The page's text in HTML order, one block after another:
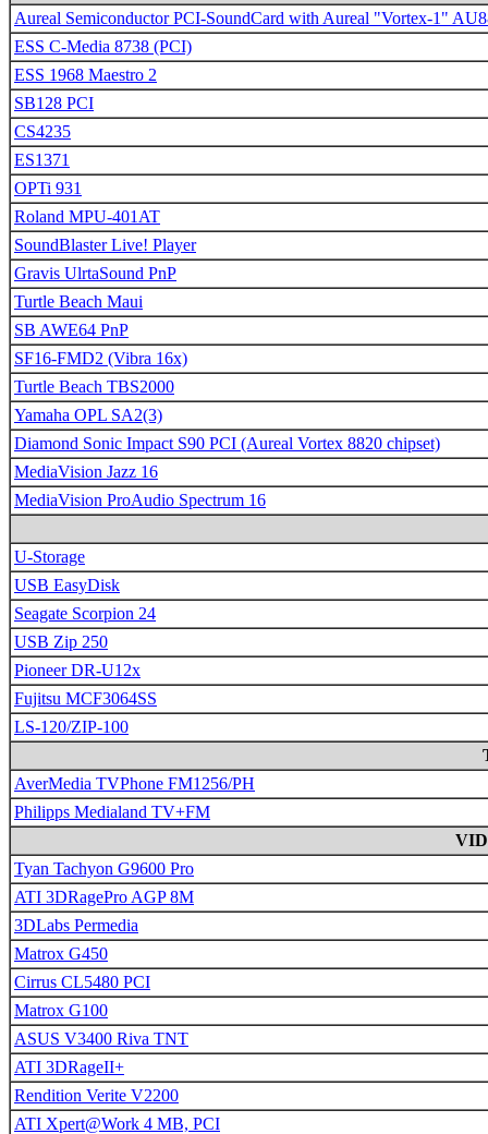
Aureal Semiconductor PCI-SoundCard with Aureal "Vortex-1"
ESS C-Media 8738 (PCI)
ESS 1968 Maestro 2
SB128 PCI
CS4235
ES1371
OPTi 931
Roland MPU-401AT
SoundBlaster Live! Player
Gravis UlrtaSound PnP
Turtle Beach Maui
SB AWE64 PnP
SF16-FMD2 (Vibra 16x)
Turtle Beach TBS2000
Yamaha OPL SA2(3)
Diamond Sonic Impact S90 PCI (Aureal Vortex 8820 chipset)
MediaVision Jazz 16
MediaVision ProAudio Spectrum 16
U-Storage
USB EasyDisk
Seagate Scorpion 24
USB Zip 250
Pioneer DR-U12x
Fujitsu MCF3064SS
LS-120/ZIP-100
AverMedia TVPhone FM1256/PH
Philipps Medialand TV+FM
Tyan Tachyon G9600 Pro
ATI 3DRagePro AGP 8M
3DLabs Permedia
Matrox G450
Cirrus CL5480 PCI
Matrox G100
ASUS V3400 Riva TNT
ATI 3DRageII+
Rendition Verite V2200
ATI Xpert@Work 4 MB, PCI